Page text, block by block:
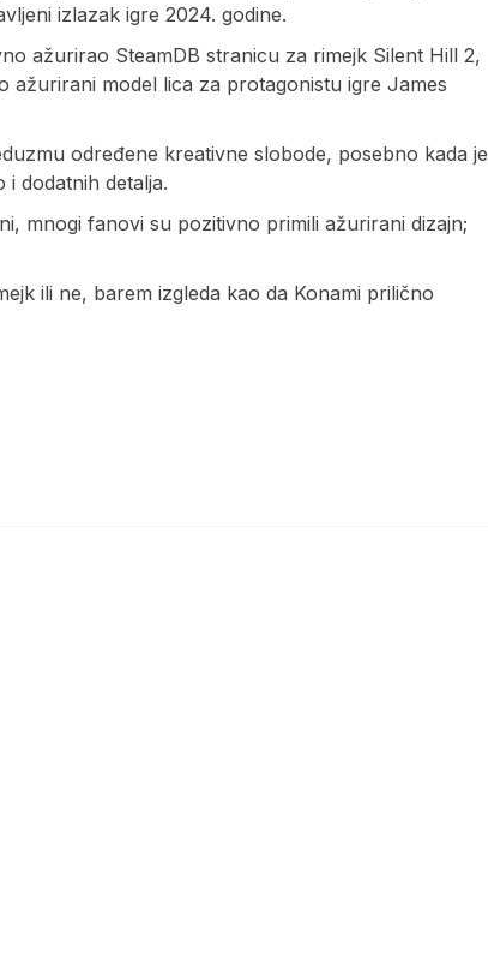
izlazak igre 2024. godine.
ažurirao SteamDB stranicu za rimejk Silent Hill 2,
model lica za protagonistu igre James
određene kreativne slobode, posebno kada je
i dodatnih detalja.
mnogi fanovi su pozitivno primili ažurirani dizajn;
ili ne, barem izgleda kao da Konami prilično